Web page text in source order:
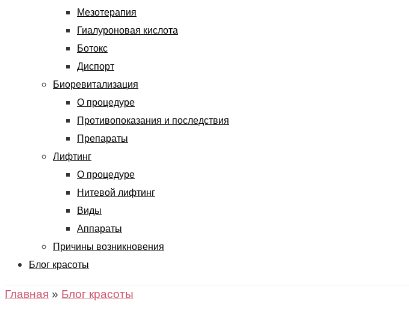
Мезотерапия
Гиалуроновая кислота
Ботокс
Диспорт
Биоревитализация
О процедуре
Противопоказания и последствия
Препараты
Лифтинг
О процедуре
Нитевой лифтинг
Виды
Аппараты
Причины возникновения
Блог красоты
Главная » Блог красоты